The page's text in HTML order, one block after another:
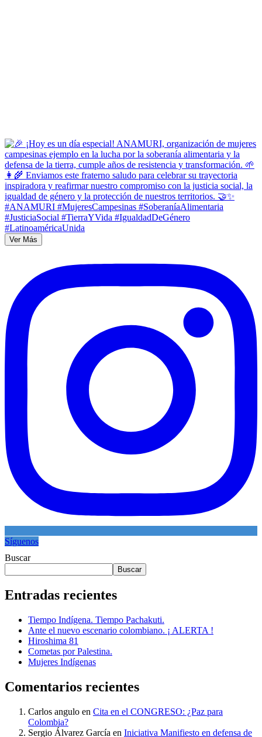
Ver Más
Síguenos
Buscar
Buscar
Entradas recientes
Tiempo Indígena. Tiempo Pachakuti.
Ante el nuevo escenario colombiano. ¡ ALERTA !
Hiroshima 81
Cometas por Palestina.
Mujeres Indígenas
Comentarios recientes
Carlos angulo en Cita en el CONGRESO: ¿Paz para
Colombia?
Sergio Álvarez García en Iniciativa Manifiesto en defensa de